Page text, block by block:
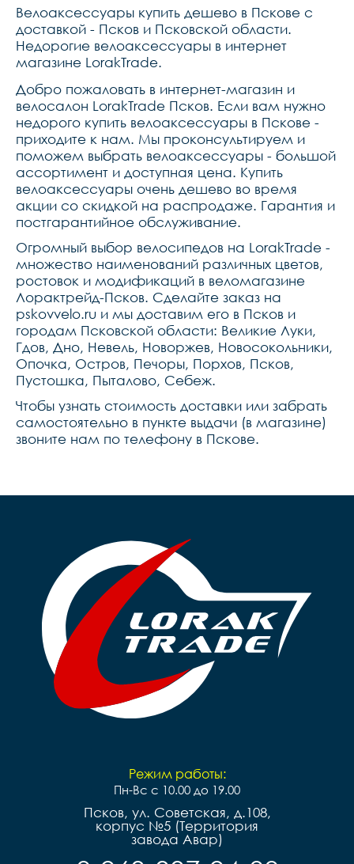
Велоаксессуары купить дешево в Пскове с
доставкой - Псков и Псковской области.
Недорогие велоаксессуары в интернет
магазине LorakTrade.
Добро пожаловать в интернет-магазин и
велосалон LorakTrade Псков. Если вам нужно
недорого купить велоаксессуары в Пскове -
приходите к нам. Мы проконсультируем и
поможем выбрать велоаксессуары - большой
ассортимент и доступная цена. Купить
велоаксессуары очень дешево во время
акции со скидкой на распродаже. Гарантия и
постгарантийное обслуживание.
Огромный выбор велосипедов на LorakTrade -
множество наименований различных цветов,
ростовок и модификаций в веломагазине
Лорактрейд-Псков. Сделайте заказ на
pskovvelo.ru и мы доставим его в Псков и
городам Псковской области: Великие Луки,
Гдов, Дно, Невель, Новоржев, Новосокольники,
Опочка, Остров, Печоры, Порхов, Псков,
Пустошка, Пыталово, Себеж.
Чтобы узнать стоимость доставки или забрать
самостоятельно в пункте выдачи (в магазине)
звоните нам по телефону в Пскове.
Режим работы:
Пн-Вс с 10.00 до 19.00
Псков, ул. Советская, д.108,
корпус №5 (Территория
завода Авар)